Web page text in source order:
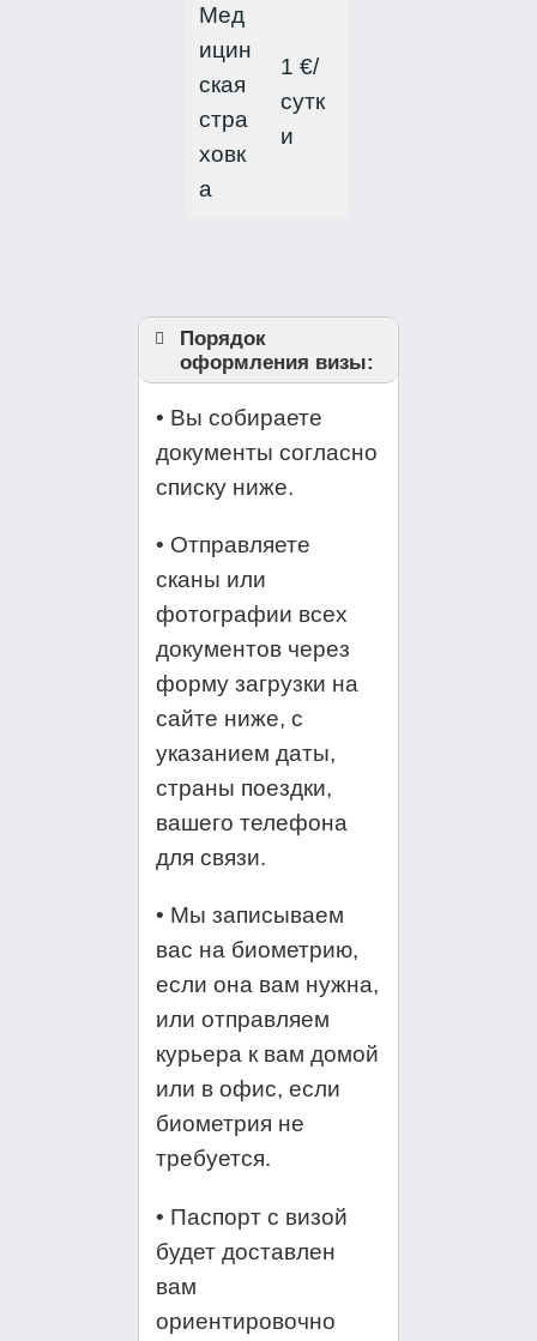
Мед
ицин
ская
стра
ховк
а
1 €/
сутк
и
Порядок
оформления визы:
• Вы собираете
документы согласно
списку ниже.
• Отправляете
сканы или
фотографии всех
документов через
форму загрузки на
сайте ниже, с
указанием даты,
страны поездки,
вашего телефона
для связи.
• Мы записываем
вас на биометрию,
если она вам нужна,
или отправляем
курьера к вам домой
или в офис, если
биометрия не
требуется.
• Паспорт с визой
будет доставлен
вам
ориентировочно